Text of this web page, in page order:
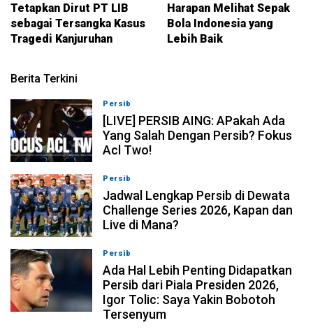
Tetapkan Dirut PT LIB
sebagai Tersangka Kasus
Tragedi Kanjuruhan
Harapan Melihat Sepak
Bola Indonesia yang
Lebih Baik
Berita Terkini
Persib
[LIVE] PERSIB AING: APakah Ada
Yang Salah Dengan Persib? Fokus
Acl Two!
Persib
Jadwal Lengkap Persib di Dewata
Challenge Series 2026, Kapan dan
Live di Mana?
Persib
Ada Hal Lebih Penting Didapatkan
Persib dari Piala Presiden 2026,
Igor Tolic: Saya Yakin Bobotoh
Tersenyum